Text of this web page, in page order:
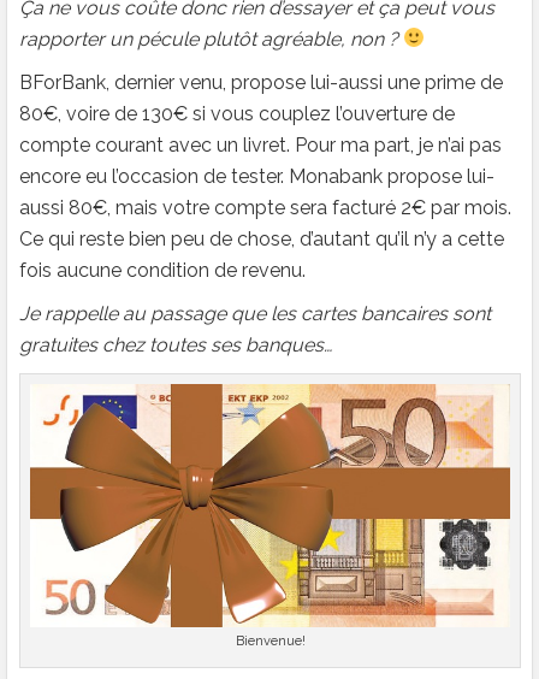
Ça ne vous coûte donc rien d’essayer et ça peut vous
rapporter un pécule plutôt agréable, non ?
BForBank, dernier venu, propose lui-aussi une prime de
80€, voire de 130€ si vous couplez l’ouverture de
compte courant avec un livret. Pour ma part, je n’ai pas
encore eu l’occasion de tester. Monabank propose lui-
aussi 80€, mais votre compte sera facturé 2€ par mois.
Ce qui reste bien peu de chose, d’autant qu’il n’y a cette
fois aucune condition de revenu.
Je rappelle au passage que les cartes bancaires sont
gratuites chez toutes ses banques…
Bienvenue!